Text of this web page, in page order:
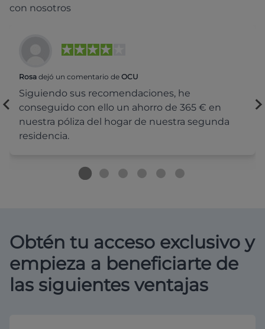
con nosotros
Rosa dejó un comentario de OCU
Siguiendo sus recomendaciones, he
conseguido con ello un ahorro de 365 € en
nuestra póliza del hogar de nuestra segunda
residencia.
Obtén tu acceso exclusivo y
empieza a beneficiarte de
las siguientes ventajas